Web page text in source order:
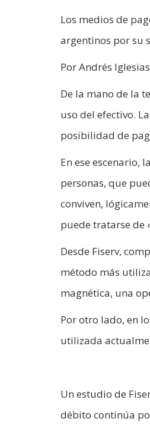
Los medios de
argentinos por su
Por Andrés Iglesias
De la mano de la
uso del efectivo.
posibilidad de
En ese escenario,
personas, que
conviven,
puede tratarse de
Desde Fiserv,
método más
magnética, una
Por otro lado, en
utilizada
Un estudio de
débito continúa